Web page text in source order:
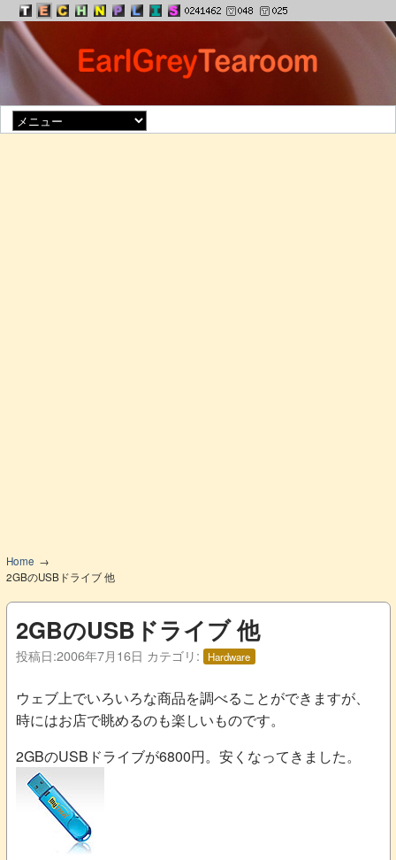
Home
2GBのUSBドライブ 他
2GBのUSBドライブ 他
投稿日:2006年7月16日 カテゴリ: Hardware
ウェブ上でいろいろな商品を調べることができますが、
時にはお店で眺めるのも楽しいものです。
2GBのUSBドライブが6800円。安くなってきました。